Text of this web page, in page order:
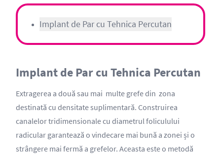
Implant de Par cu Tehnica Percutan
Implant de Par cu Tehnica Percutan
Extragerea a două sau mai multe grefe din zona
destinată cu densitate suplimentară. Construirea
canalelor tridimensionale cu diametrul foliculului
radicular garantează o vindecare mai bună a zonei și o
strângere mai fermă a grefelor. Aceasta este o metodă